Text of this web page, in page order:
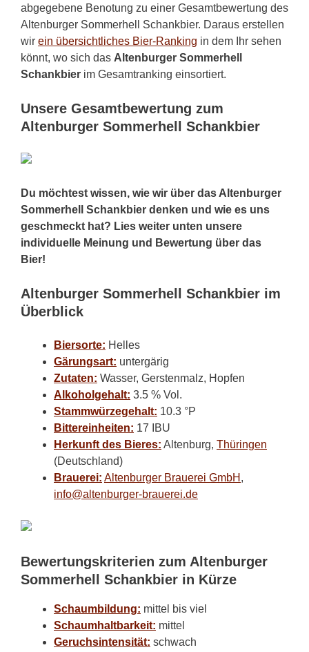
abgegebene Benotung zu einer Gesamtbewertung des
Altenburger Sommerhell Schankbier. Daraus erstellen
wir ein übersichtliches Bier-Ranking in dem Ihr sehen
könnt, wo sich das Altenburger Sommerhell
Schankbier im Gesamtranking einsortiert.
Unsere Gesamtbewertung zum
Altenburger Sommerhell Schankbier
Du möchtest wissen, wie wir über das Altenburger
Sommerhell Schankbier denken und wie es uns
geschmeckt hat? Lies weiter unten unsere
individuelle Meinung und Bewertung über das
Bier!
Altenburger Sommerhell Schankbier im
Überblick
Biersorte: Helles
Gärungsart: untergärig
Zutaten: Wasser, Gerstenmalz, Hopfen
Alkoholgehalt: 3.5 % Vol.
Stammwürzegehalt: 10.3 °P
Bittereinheiten: 17 IBU
Herkunft des Bieres: Altenburg, Thüringen
(Deutschland)
Brauerei: Altenburger Brauerei GmbH ,
info@altenburger-brauerei.de
Bewertungskriterien zum Altenburger
Sommerhell Schankbier in Kürze
Schaumbildung: mittel bis viel
Schaumhaltbarkeit: mittel
Geruchsintensität: schwach